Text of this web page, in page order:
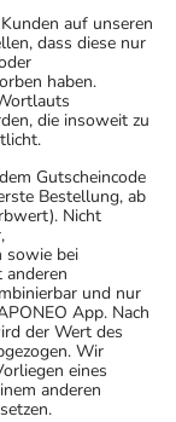
auf unseren
dass diese nur
haben.
die insoweit zu
Gutscheincode
Bestellung, ab
Nicht
sowie bei
und nur
App. Nach
der Wert des
Wir
eines
anderen